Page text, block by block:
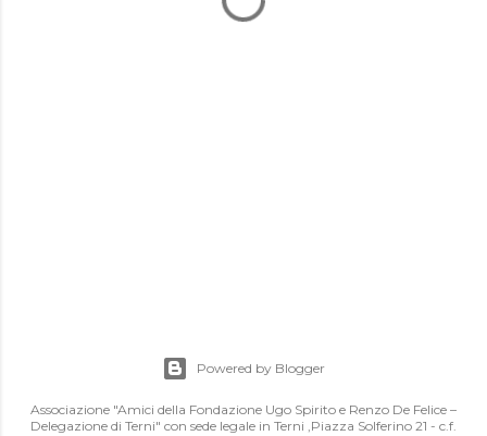
Powered by Blogger
Associazione "Amici della Fondazione Ugo Spirito e Renzo De Felice –
Delegazione di Terni" con sede legale in Terni ,Piazza Solferino 21 - c.f.